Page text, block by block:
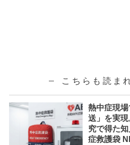
こちらも読ま
熱中症現
送」を実
究で得た
症救護袋